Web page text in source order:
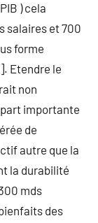
) cela
salaires et 700
forme
Etendre le
non
importante
de
autre que la
la durabilité
mds
des